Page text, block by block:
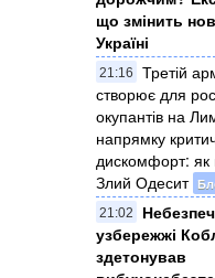
що змінить
Україні
21:16
Третій
створює для
окупантів на
напрямку
дискомфорт: як
Злий Одесит
21:02
узбережжі
здетонував